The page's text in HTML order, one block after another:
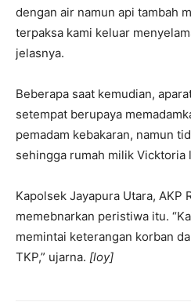
dengan air namun api tambah
terpaksa kami keluar
jelasnya.
Beberapa saat kemudian,
setempat berupaya
pemadam kebakaran, namun
sehingga rumah milik Vicktoria
Kapolsek Jayapura Utara, AKP
memebnarkan peristiwa itu.
memintai keterangan korban
TKP,” ujarna. [loy]